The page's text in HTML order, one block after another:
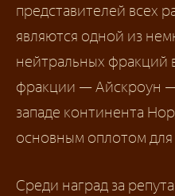
представителей всех
являются одной из
нейтральных фракций
фракции — Айскроун
западе континента
основным оплотом
Среди наград за